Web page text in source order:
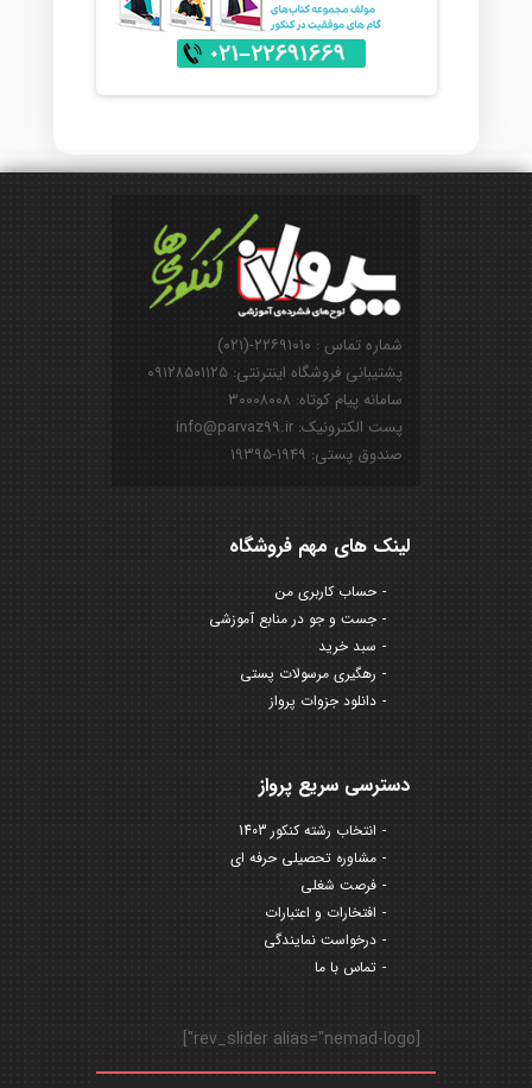
شماره تماس : ۲۲۶۹۱۰۱۰-(۰۲۱)
پشتیبانی فروشگاه اینترنتی: ۰۹۱۲۸۵۰۱۱۲۵
سامانه پیام کوتاه: ۳۰۰۰۸۰۰۸
پست الکترونیک: info@parvaz99.ir
صندوق پستی: ۱۹۴۹-۱۹۳۹۵
لینک های مهم فروشگاه
حساب کاربری من
جست و جو در منابع آموزشی
سبد خرید
رهگیری مرسولات پستی
دانلود جزوات پرواز
دسترسی سریع پرواز
انتخاب رشته کنکور 1403
مشاوره تحصیلی حرفه ای
فرصت شغلی
افتخارات و اعتبارات
درخواست نمایندگی
تماس با ما
[rev_slider alias="nemad-logo"]